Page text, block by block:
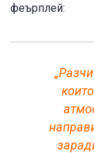
феърплей: